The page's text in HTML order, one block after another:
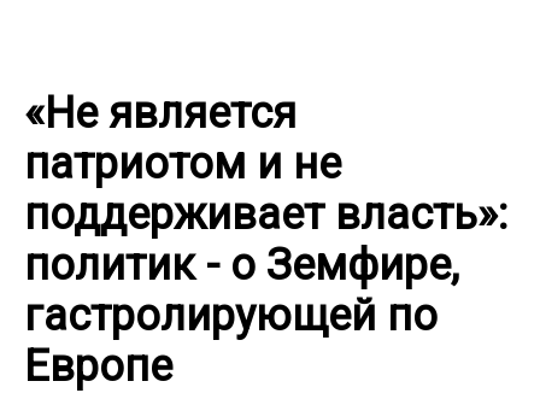
«Не является
патриотом и не
поддерживает власть»:
политик - о Земфире,
гастролирующей по
Европе